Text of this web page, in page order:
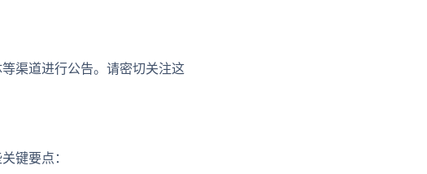
渠道进行公告。请密切关注这
键要点：